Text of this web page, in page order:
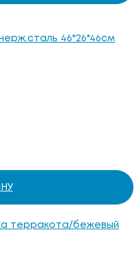
46*26*46см
терракота/бежевый